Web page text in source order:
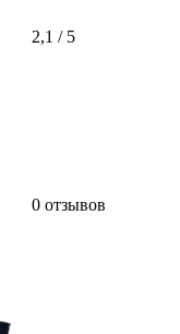
2,1 / 5
0 отзывов